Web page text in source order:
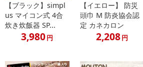
【ブラック】simpl
us マイコン式 4合
炊き炊飯器 SP...
3,980円
【イエロー】 防災
頭巾 M 防炎協会認
定 カネカロン
2,208円